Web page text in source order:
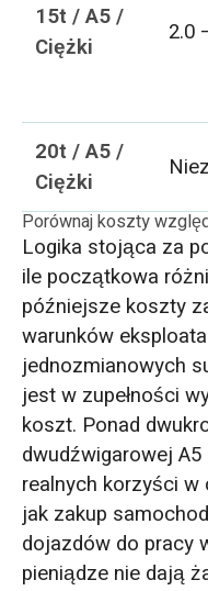
15t / A5 /
Ciężki
2.0
20t / A5 /
Ciężki
Porównaj koszty
Logika stojąca za
ile początkowa
późniejsze koszty
warunków
jednozmianowych
jest w zupełności
koszt. Ponad
dwudźwigarowej A5
realnych korzyści w
jak zakup
dojazdów do pracy
pieniądze nie dają